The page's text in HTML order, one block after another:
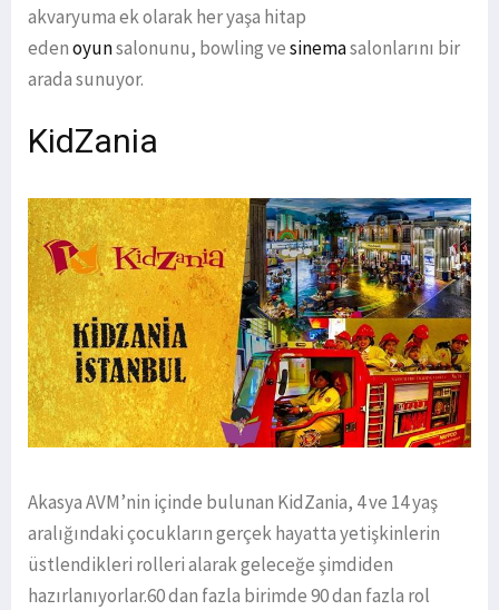
akvaryuma ek olarak her yaşa hitap
edenoyunsalonunu, bowling vesinemasalonlarını bir
arada sunuyor.
KidZania
Akasya AVM’nin içinde bulunan KidZania, 4 ve 14 yaş
aralığındaki çocukların gerçek hayatta yetişkinlerin
üstlendikleri rolleri alarak geleceğe şimdiden
hazırlanıyorlar.60 dan fazla birimde 90 dan fazla rol